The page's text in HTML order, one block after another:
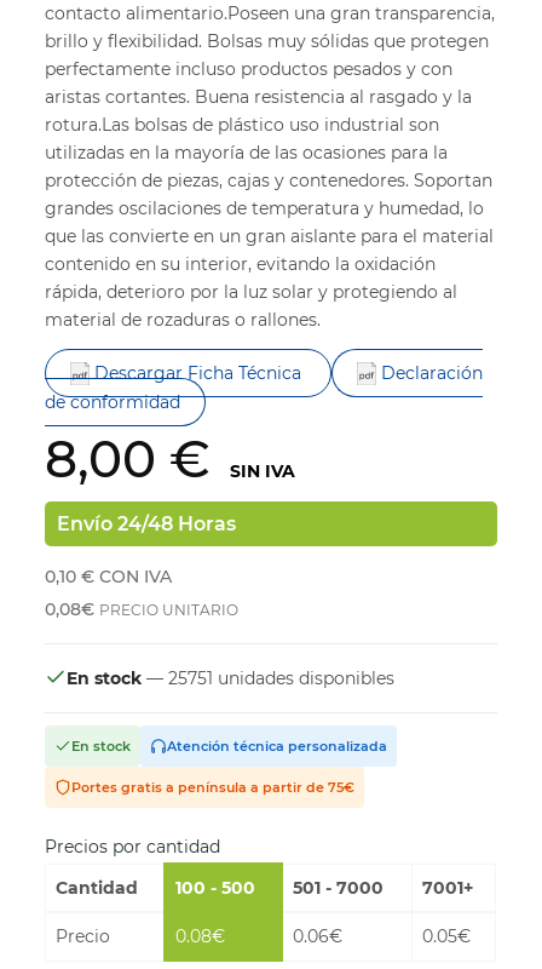
contacto alimentario.Poseen una gran transparencia,
brillo y flexibilidad. Bolsas muy sólidas que protegen
perfectamente incluso productos pesados y con
aristas cortantes. Buena resistencia al rasgado y la
rotura.Las bolsas de plástico uso industrial son
utilizadas en la mayoría de las ocasiones para la
protección de piezas, cajas y contenedores. Soportan
grandes oscilaciones de temperatura y humedad, lo
que las convierte en un gran aislante para el material
contenido en su interior, evitando la oxidación
rápida, deterioro por la luz solar y protegiendo al
material de rozaduras o rallones.
Descargar Ficha Técnica
Declaración
de conformidad
8,00 € SIN IVA
Envío 24/48 Horas
0,10 € CON IVA
0,08€ PRECIO UNITARIO
En stock — 25751 unidades disponibles
En stock Atención técnica personalizada
Portes gratis a península a partir de 75€
Precios por cantidad
Cantidad
100 - 500 501 - 7000 7001+
Precio 0.08€ 0.06€ 0.05€